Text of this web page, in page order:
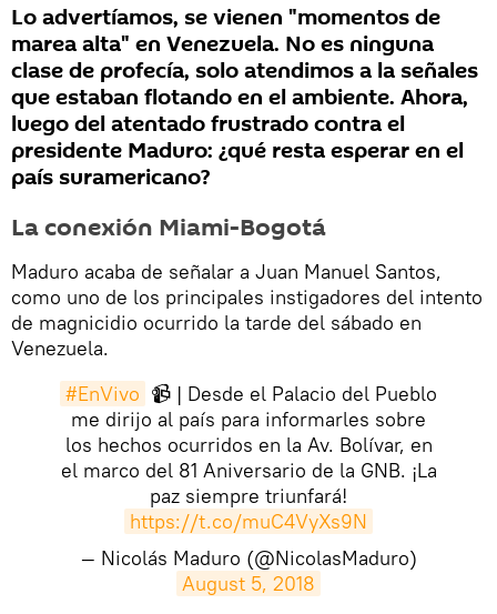
Lo advertíamos, se vienen "momentos de
marea alta" en Venezuela. No es ninguna
clase de profecía, solo atendimos a la señales
que estaban flotando en el ambiente. Ahora,
luego del atentado frustrado contra el
presidente Maduro: ¿qué resta esperar en el
país suramericano?
La conexión Miami-Bogotá
Maduro acaba de señalar a Juan Manuel Santos,
como uno de los principales instigadores del intento
de magnicidio ocurrido la tarde del sábado en
Venezuela.
#EnVivo 📹 | Desde el Palacio del Pueblo
me dirijo al país para informarles sobre
los hechos ocurridos en la Av. Bolívar, en
el marco del 81 Aniversario de la GNB. ¡La
paz siempre triunfará!
https://t.co/muC4VyXs9N
— Nicolás Maduro (@NicolasMaduro)
August 5, 2018